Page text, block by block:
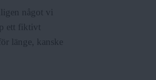
något vi
ett fiktivt
länge, kanske